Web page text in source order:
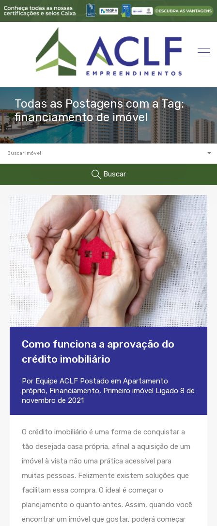
Todas as Postagens com a Tag:
financiamento de imóvel
Buscar Imóvel
Buscar
Como funciona a aprovação do
crédito imobiliário
Por Equipe ACLF Postado em Apartamento
próprio, Financiamento, Primeiro imóvel Ligado 8 de
novembro de 2021
O crédito imobiliário é uma forma de conquistar a
tão desejada casa própria, afinal a aquisição de um
imóvel à vista não uma prática acessível para
muitas pessoas. Felizmente existem soluções que
facilitam essa compra. O ideal é começar o
planejamento o quanto antes. Assim, quando você
encontrar um imóvel que gostar, poderá começar